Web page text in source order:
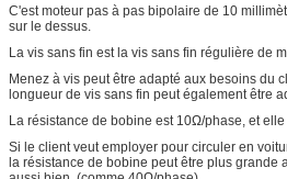
C'est moteur pas à pas bipolaire de 10
sur le dessus.
La vis sans fin est la vis sans fin régulière de
Menez à vis peut être adapté aux besoins du
longueur de vis sans fin peut également être
La résistance de bobine est 10Ω/phase, et
Si le client veut employer pour circuler en
la résistance de bobine peut être plus grande